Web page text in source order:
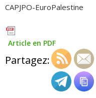
CAPJPO-EuroPalestine
Article en PDF
Partagez: